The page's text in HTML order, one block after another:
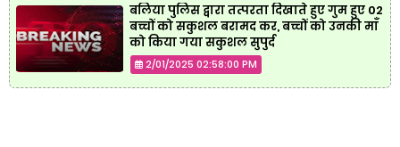
बलिया पुलिस द्वारा तत्परता दिखाते हुए गुम हुए 02
बच्चों को सकुशल बरामद कर, बच्चों को उनकी माँ
को किया गया सकुशल सुपुर्द
2/01/2025 02:58:00 PM